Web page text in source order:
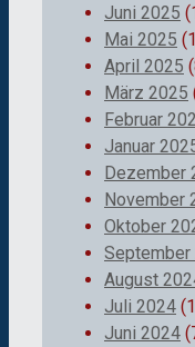
Juni 2025
Mai 2025
April 2025
März 2025
Februar
Januar
Dezember
November
Oktober
September
August
Juli 2024
Juni 2024